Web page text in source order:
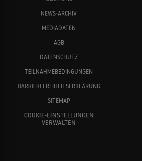
NEWS-ARCHIV
MEDIADATEN
AGB
DATENSCHUTZ
TEILNAHMEBEDINGUNGEN
BARRIEREFREIHEITSERKLÄRUNG
SITEMAP
COOKIE-EINSTELLUNGEN
VERWALTEN